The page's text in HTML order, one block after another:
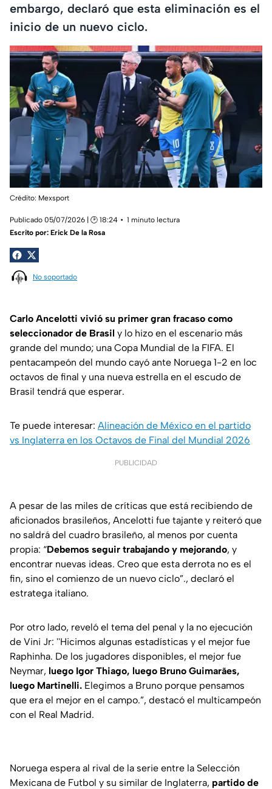
embargo, declaró que esta eliminación es el
inicio de un nuevo ciclo.
Crédito: Mexsport
Publicado 05/07/2026 | 🕑 18:24
1 minuto lectura
Escrito por: Erick De la Rosa
No soportado
Carlo Ancelotti vivió su primer gran fracaso como
seleccionador de Brasil y lo hizo en el escenario más
grande del mundo; una Copa Mundial de la FIFA. El
pentacampeón del mundo cayó ante Noruega 1-2 en loc
octavos de final y una nueva estrella en el escudo de
Brasil tendrá que esperar.
Te puede interesar: Alineación de México en el partido
vs Inglaterra en los Octavos de Final del Mundial 2026
PUBLICIDAD
A pesar de las miles de críticas que está recibiendo de
aficionados brasileños, Ancelotti fue tajante y reiteró que
no saldrá del cuadro brasileño, al menos por cuenta
propia: “Debemos seguir trabajando y mejorando, y
encontrar nuevas ideas. Creo que esta derrota no es el
fin, sino el comienzo de un nuevo ciclo”., declaró el
estratega italiano.
Por otro lado, reveló el tema del penal y la no ejecución
de Vini Jr: ''Hicimos algunas estadísticas y el mejor fue
Raphinha. De los jugadores disponibles, el mejor fue
Neymar, luego Igor Thiago, luego Bruno Guimarães,
luego Martinelli. Elegimos a Bruno porque pensamos
que era el mejor en el campo.”, destacó el multicampeón
con el Real Madrid.
Noruega espera al rival de la serie entre la Selección
Mexicana de Futbol y su similar de Inglaterra, partido de